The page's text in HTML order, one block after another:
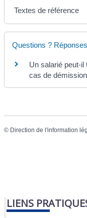
Textes de référence
Questions ?
Un salarié peut-
cas de
© Direction de l'information
LIENS